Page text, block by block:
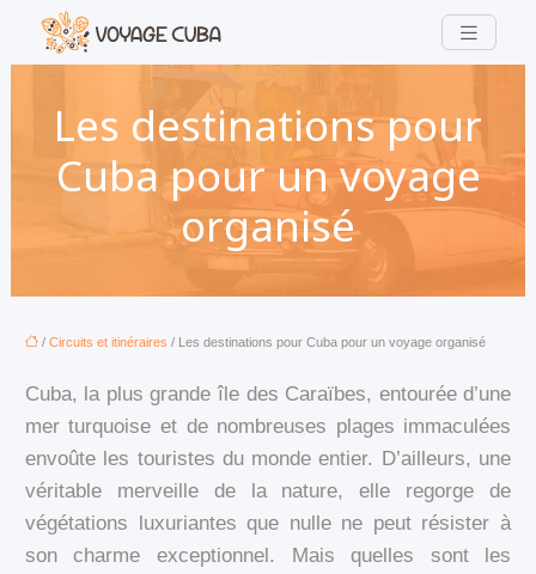
Les destinations pour
Cuba pour un voyage
organisé
/ Circuits et itinéraires / Les destinations pour Cuba pour un voyage organisé
Cuba, la plus grande île des Caraïbes, entourée d’une
mer turquoise et de nombreuses plages immaculées
envoûte les touristes du monde entier. D’ailleurs, une
véritable merveille de la nature, elle regorge de
végétations luxuriantes que nulle ne peut résister à
son charme exceptionnel. Mais quelles sont les